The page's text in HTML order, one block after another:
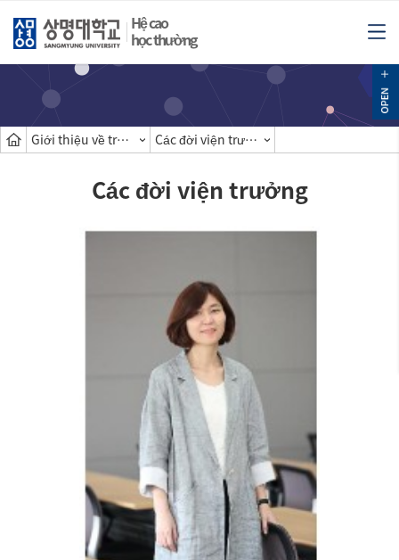
Hệ cao
học thường
Giới thiệu về trường cao học Các đời viện trưởng
Các đời viện trưởng